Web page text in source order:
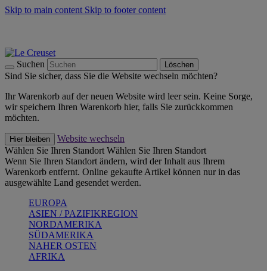
Skip to main content Skip to footer content
Suchen Löschen
Sind Sie sicher, dass Sie die Website wechseln möchten?
Ihr Warenkorb auf der neuen Website wird leer sein. Keine Sorge,
wir speichern Ihren Warenkorb hier, falls Sie zurückkommen
möchten.
Hier bleiben
Website wechseln
Wählen Sie Ihren Standort Wählen Sie Ihren Standort
Wenn Sie Ihren Standort ändern, wird der Inhalt aus Ihrem
Warenkorb entfernt. Online gekaufte Artikel können nur in das
ausgewählte Land gesendet werden.
EUROPA
ASIEN / PAZIFIKREGION
NORDAMERIKA
SÜDAMERIKA
NAHER OSTEN
AFRIKA